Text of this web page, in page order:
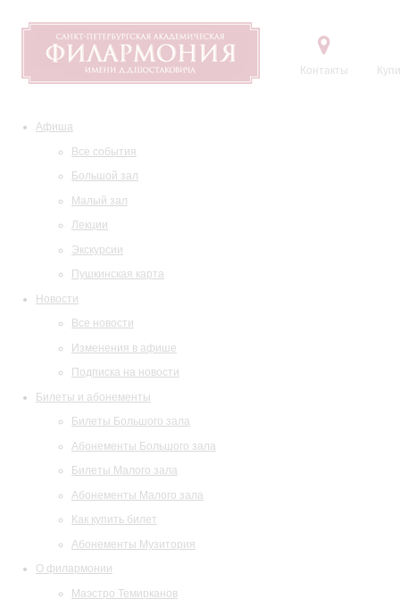
Контакты
Афиша
Все события
Большой зал
Малый зал
Лекции
Экскурсии
Пушкинская карта
Новости
Все новости
Изменения в афише
Подписка на новости
Билеты и абонементы
Билеты Большого зала
Абонементы Большого зала
Билеты Малого зала
Абонементы Малого зала
Как купить билет
Абонементы Музитория
О филармонии
Маэстро Темирканов